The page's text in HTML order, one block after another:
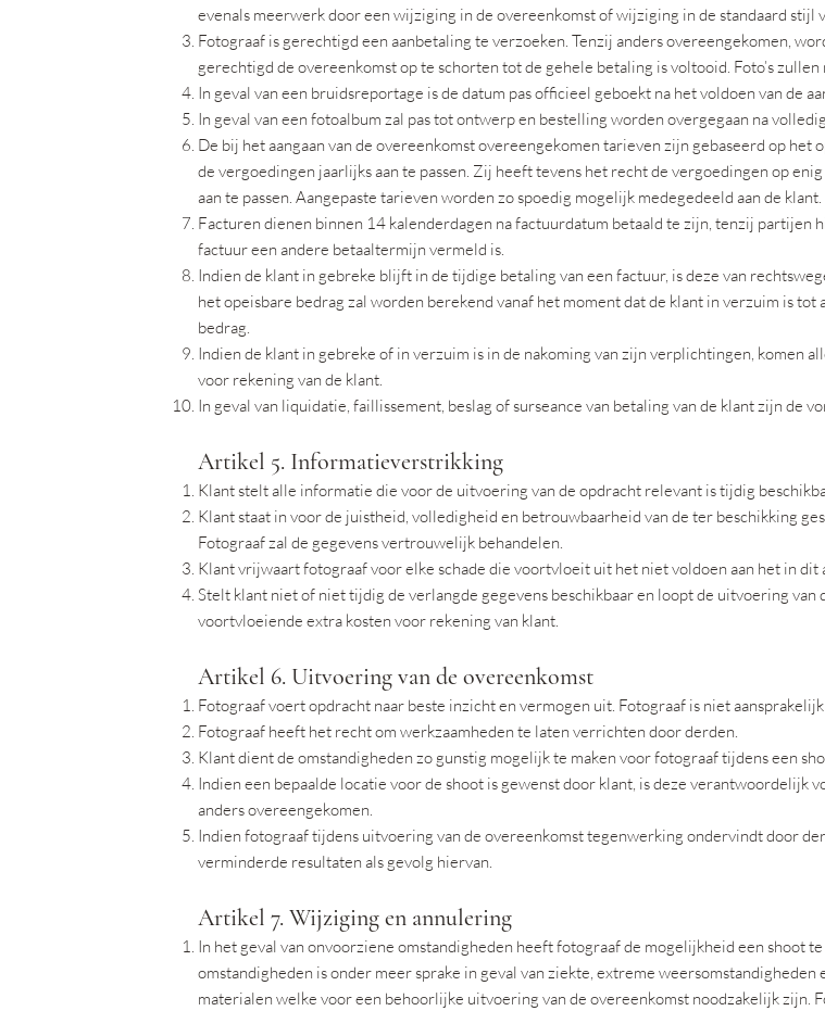
evenals meerwerk door een wijziging in de overeenkomst of wijziging in de standaard stijl
Fotograaf is gerechtigd een aanbetaling te verzoeken. Tenzij anders overeengekomen,
gerechtigd de overeenkomst op te schorten tot de gehele betaling is voltooid. Foto’s
In geval van een bruidsreportage is de datum pas officieel geboekt na het voldoen van de
In geval van een fotoalbum zal pas tot ontwerp en bestelling worden overgegaan na
De bij het aangaan van de overeenkomst overeengekomen tarieven zijn gebaseerd op
de vergoedingen jaarlijks aan te passen. Zij heeft tevens het recht de vergoedingen op
aan te passen. Aangepaste tarieven worden zo spoedig mogelijk medegedeeld aan de klant.
Facturen dienen binnen 14 kalenderdagen na factuurdatum betaald te zijn, tenzij partijen
factuur een andere betaaltermijn vermeld is.
Indien de klant in gebreke blijft in de tijdige betaling van een factuur, is deze van
het opeisbare bedrag zal worden berekend vanaf het moment dat de klant in verzuim is
bedrag.
Indien de klant in gebreke of in verzuim is in de nakoming van zijn verplichtingen, komen
voor rekening van de klant.
In geval van liquidatie, faillissement, beslag of surseance van betaling van de klant zijn de
Artikel 5. Informatieverstrikking
Klant stelt alle informatie die voor de uitvoering van de opdracht relevant is tijdig
Klant staat in voor de juistheid, volledigheid en betrouwbaarheid van de ter beschikking
Fotograaf zal de gegevens vertrouwelijk behandelen.
Klant vrijwaart fotograaf voor elke schade die voortvloeit uit het niet voldoen aan het in dit
Stelt klant niet of niet tijdig de verlangde gegevens beschikbaar en loopt de uitvoering
voortvloeiende extra kosten voor rekening van klant.
Artikel 6. Uitvoering van de overeenkomst
Fotograaf voert opdracht naar beste inzicht en vermogen uit. Fotograaf is niet
Fotograaf heeft het recht om werkzaamheden te laten verrichten door derden.
Klant dient de omstandigheden zo gunstig mogelijk te maken voor fotograaf tijdens een
Indien een bepaalde locatie voor de shoot is gewenst door klant, is deze verantwoordelijk
anders overeengekomen.
Indien fotograaf tijdens uitvoering van de overeenkomst tegenwerking ondervindt door
verminderde resultaten als gevolg hiervan.
Artikel 7. Wijziging en annulering
In het geval van onvoorziene omstandigheden heeft fotograaf de mogelijkheid een shoot
omstandigheden is onder meer sprake in geval van ziekte, extreme
materialen welke voor een behoorlijke uitvoering van de overeenkomst noodzakelijk zijn.